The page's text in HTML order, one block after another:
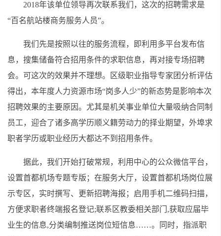
2018年该单位领导再次联系我们，这次的招聘需求是
“百名航站楼商务服务人员”。
我们先是按照以往的服务流程，即利用多平台发布信
息，搜集储备符合招用条件的求职信息，再对接专场招聘
会。可这次的效果并不理想。区级职业指导专家团分析评估
得出，本年度人力资源市场“岗多人少”的新态势是影响本次
招聘效果的主要原因。尤其是机关事业单位大量吸纳合同制
员工，迎合了诸多高学历顺义籍劳动力的择业期望，外埠求
职者学历或职业经历大都达不到招用条件。
据此，我们开始打破常规，利用中心的公众微信平台，
设置首都机场专题专版；在服务大厅，设置首都机场岗位展
示专区，实时撰写、更新招聘海报；启用手机二维码扫描，
方便求职者终端报名登记;联系区教委相关部门,获取应届毕
业生的信息,分类编制推送岗位短信息……。同时，指派职